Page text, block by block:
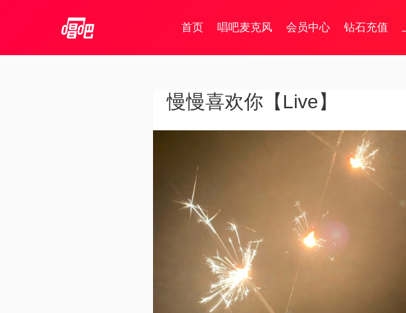
首页 唱吧麦克风 会员中心 钻石充值
慢慢喜欢你【Live】